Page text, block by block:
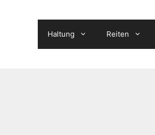
Haltung Reiten